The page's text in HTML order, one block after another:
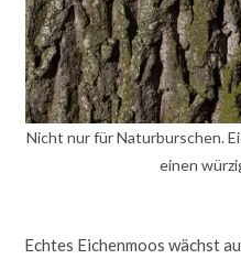
Nicht nur für Naturburschen.
einen
Echtes Eichenmoos wächst